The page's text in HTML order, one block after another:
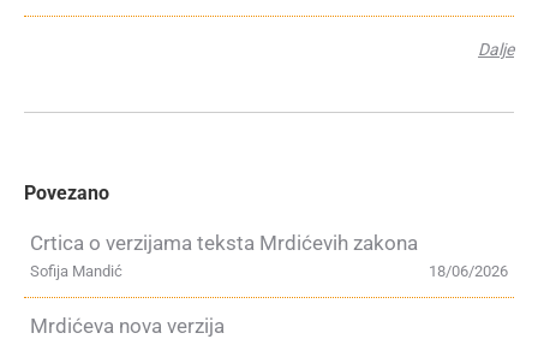
Dalje
Povezano
Crtica o verzijama teksta Mrdićevih zakona
18/06/2026
Sofija Mandić
Mrdićeva nova verzija